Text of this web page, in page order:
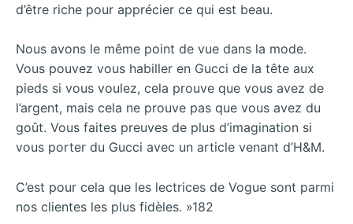
d’être riche pour apprécier ce qui est beau.
Nous avons le même point de vue dans la mode.
Vous pouvez vous habiller en Gucci de la tête aux
pieds si vous voulez, cela prouve que vous avez de
l’argent, mais cela ne prouve pas que vous avez du
goût. Vous faites preuves de plus d’imagination si
vous porter du Gucci avec un article venant d’H&M.
C’est pour cela que les lectrices de Vogue sont parmi
nos clientes les plus fidèles. »182